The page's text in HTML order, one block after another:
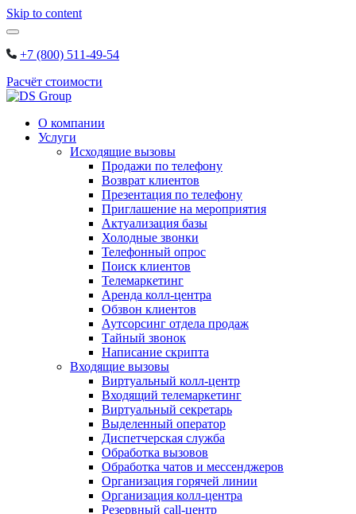
Skip to content
+7 (800) 511-49-54
Расчёт стоимости
О компании
Услуги
Исходящие вызовы
Продажи по телефону
Возврат клиентов
Презентация по телефону
Приглашение на мероприятия
Актуализация базы
Холодные звонки
Телефонный опрос
Поиск клиентов
Телемаркетинг
Аренда колл-центра
Обзвон клиентов
Аутсорсинг отдела продаж
Тайный звонок
Написание скрипта
Входящие вызовы
Виртуальный колл‑центр
Входящий телемаркетинг
Виртуальный секретарь
Выделенный оператор
Диспетчерская служба
Обработка вызовов
Обработка чатов и мессенджеров
Организация горячей линии
Организация колл‑центра
Резервный call‑центр